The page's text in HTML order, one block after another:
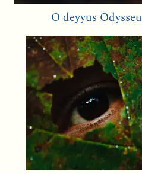
O deyyus